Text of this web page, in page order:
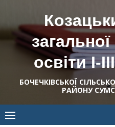
content
освіти І-
БОЧЕЧКІВСЬКОЇ
РАЙОНУ